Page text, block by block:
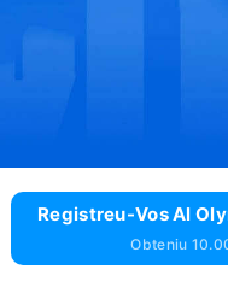
Registreu-Vos Al
Obteniu